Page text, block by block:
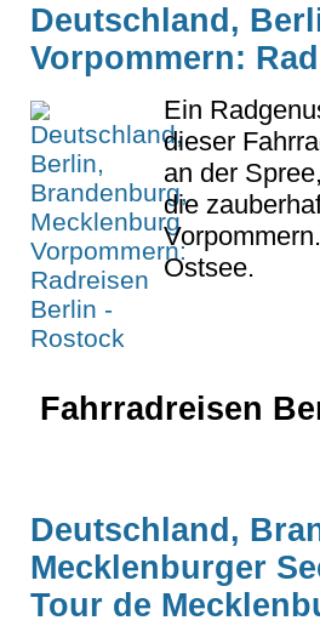
Deutschland,
Vorpommern:
Ein
dieser
an der
die
Ostsee.
Fahrradreisen
Deutschland,
Mecklenburger
Tour de